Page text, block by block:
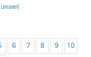
Lektionen)
6 7 8 9 10